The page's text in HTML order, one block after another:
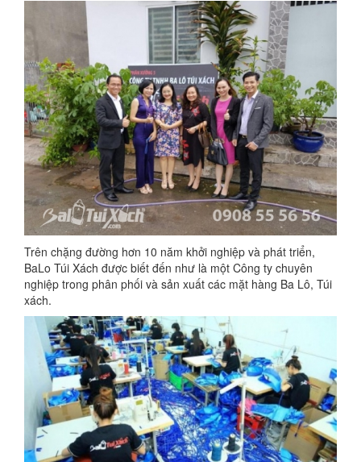
Trên chặng đường hơn 10 năm khởi nghiệp và phát triển,
BaLo Túi Xách được biết đến như là một Công ty chuyên
nghiệp trong phân phối và sản xuất các mặt hàng Ba Lô, Túi
xách.